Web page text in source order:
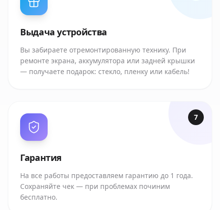
Выдача устройства
Вы забираете отремонтированную технику. При
ремонте экрана, аккумулятора или задней крышки
— получаете подарок: стекло, пленку или кабель!
7
Гарантия
На все работы предоставляем гарантию до 1 года.
Сохраняйте чек — при проблемах починим
бесплатно.